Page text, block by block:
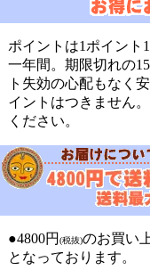
ポイントは1ポイント
一年間。期限切れの
ト失効の心配もなく
イントはつきません
ください。
●4800円 (税抜)のお買い
となっております。